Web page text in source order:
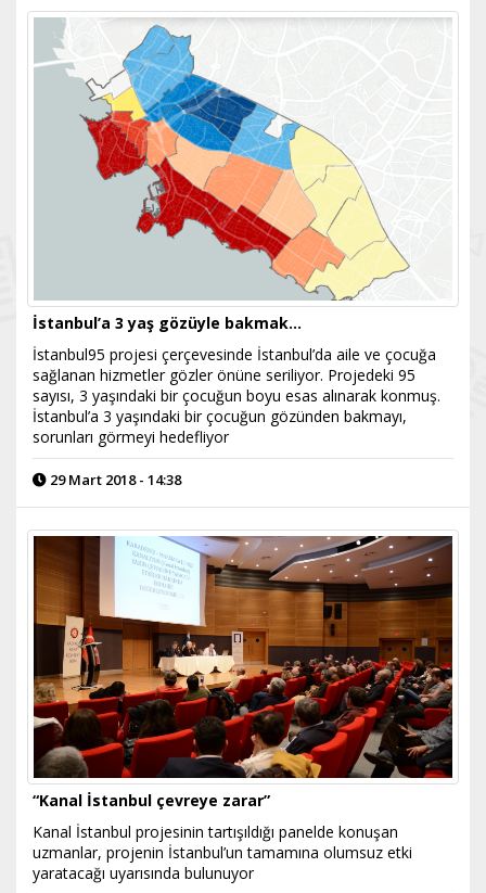
İstanbul’a 3 yaş gözüyle bakmak...
İstanbul95 projesi çerçevesinde İstanbul’da aile ve çocuğa
sağlanan hizmetler gözler önüne seriliyor. Projedeki 95
sayısı, 3 yaşındaki bir çocuğun boyu esas alınarak konmuş.
İstanbul’a 3 yaşındaki bir çocuğun gözünden bakmayı,
sorunları görmeyi hedefliyor
29 Mart 2018 - 14:38
“Kanal İstanbul çevreye zarar”
Kanal İstanbul projesinin tartışıldığı panelde konuşan
uzmanlar, projenin İstanbul’un tamamına olumsuz etki
yaratacağı uyarısında bulunuyor